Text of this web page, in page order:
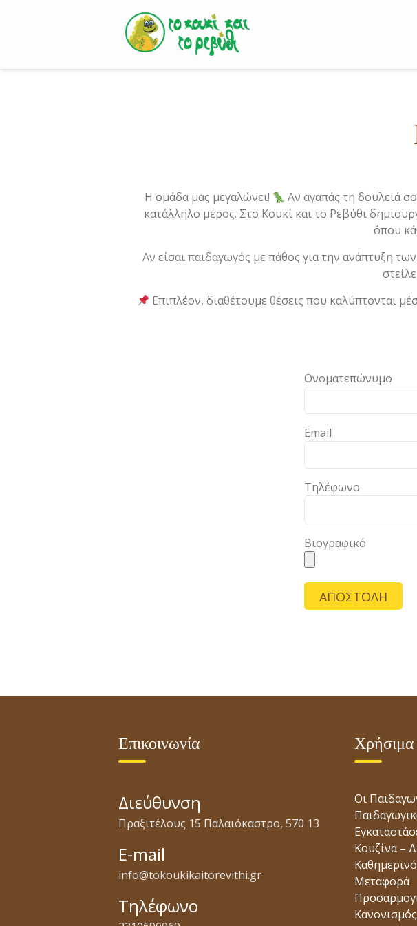
Η ομάδα μας μεγαλώνει!
Αν αγαπάς τη δουλειά
κατάλληλο μέρος. Στο Κουκί και το Ρεβύθι
όπου
Αν είσαι παιδαγωγός με πάθος για την ανάπτυξη
Επιπλέον, διαθέτουμε θέσεις που καλύπτονται
Ονοματεπώνυμο
Email
Τηλέφωνο
Βιογραφικό
Επικοινωνία
Διεύθυνση
Πραξιτέλους 15 Παλαιόκαστρο, 570 13
E-mail
info@tokoukikaitorevithi.gr
Τηλέφωνο
Οι
Κουζίνα –
Μεταφορά